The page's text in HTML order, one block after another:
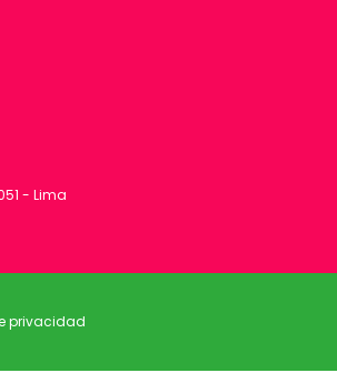
- Lima
privacidad